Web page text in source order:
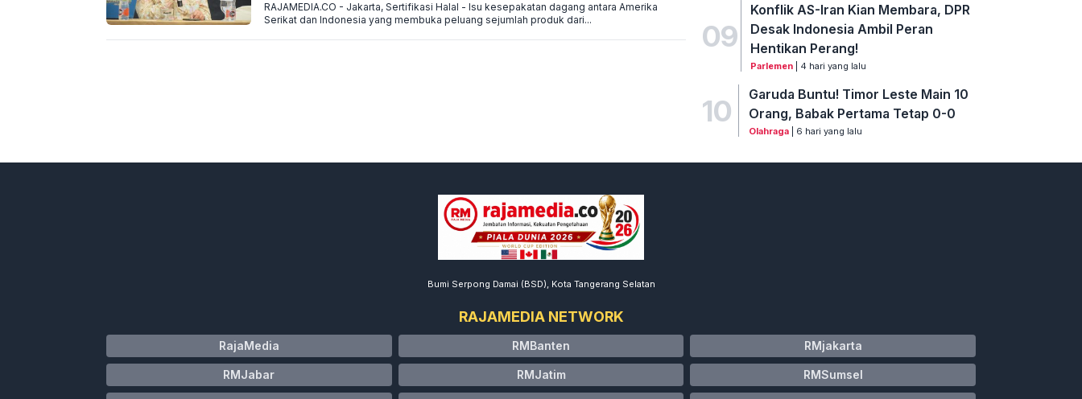
RAJAMEDIA.CO - Jakarta, Sertifikasi Halal - Isu kesepakatan dagang antara Amerika
Serikat dan Indonesia yang membuka peluang sejumlah produk dari...
09
Konflik AS-Iran Kian Membara, DPR
Desak Indonesia Ambil Peran
Hentikan Perang!
Parlemen | 4 hari yang lalu
10
Garuda Buntu! Timor Leste Main 10
Orang, Babak Pertama Tetap 0-0
Olahraga| 6 hari yang lalu
Bumi Serpong Damai (BSD), Kota Tangerang Selatan
RAJAMEDIA NETWORK
RajaMedia RMBanten RMjakarta
RMJabar RMJatim RMSumsel